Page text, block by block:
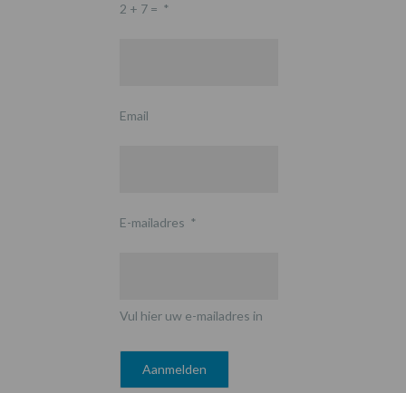
2 + 7 = *
Email
E-mailadres *
Vul hier uw e-mailadres in